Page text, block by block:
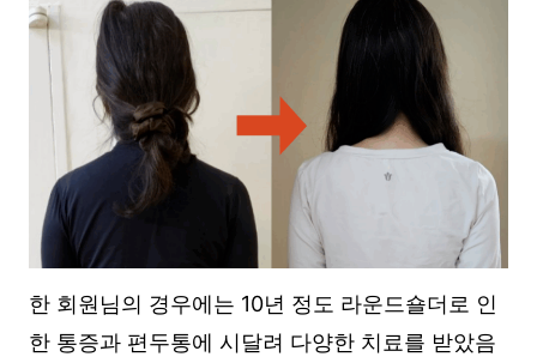
한 회원님의 경우에는 10년 정도 라운드숄더로 인
한 통증과 편두통에 시달려 다양한 치료를 받았음